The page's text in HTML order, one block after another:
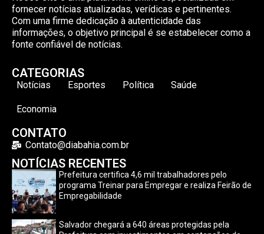
fornecer notícias atualizadas, verídicas e pertinentes.
Com uma firme dedicação à autenticidade das
informações, o objetivo principal é se estabelecer como a
fonte confiável de notícias.
CATEGORIAS
Notícias Esportes Política Saúde
Economia
CONTATO
Contato@diabahia.com.br
NOTÍCIAS RECENTES
Prefeitura certifica 4,6 mil trabalhadores pelo
programa Treinar para Empregar e realiza Feirão de
Empregabilidade
Salvador chegará a 640 áreas protegidas pela